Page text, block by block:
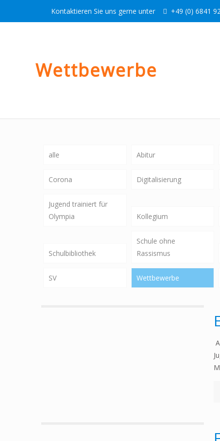
Kontaktieren Sie uns gerne unter +49 (0) 6841
Wettbewerbe
alle Abitur
Corona Digitalisierung
Jugend trainiert für
Olympia
Kollegium
Schulbibliothek
Schule ohne
Rassismus
SV Wettbewerbe